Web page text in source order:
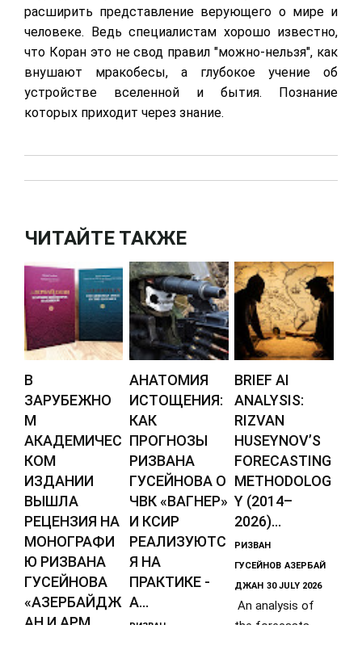
расширить представление верующего о мире и
человеке. Ведь специалистам хорошо известно,
что Коран это не свод правил "можно-нельзя", как
внушают мракобесы, а глубокое учение об
устройстве вселенной и бытия. Познание
которых приходит через знание.
ЧИТАЙТЕ ТАКЖЕ
В
ЗАРУБЕЖНО
М
АКАДЕМИЧЕС
КОМ
ИЗДАНИИ
ВЫШЛА
РЕЦЕНЗИЯ НА
МОНОГРАФИ
Ю РИЗВАНА
ГУСЕЙНОВА
«АЗЕРБАЙДЖ
АН И АРМ...
АНАТОМИЯ
ИСТОЩЕНИЯ:
КАК
ПРОГНОЗЫ
РИЗВАНА
ГУСЕЙНОВА О
ЧВК «ВАГНЕР»
И КСИР
РЕАЛИЗУЮТС
Я НА
ПРАКТИКЕ -
А...
РИЗВАН
BRIEF AI
ANALYSIS:
RIZVAN
HUSEYNOV’S
FORECASTING
METHODOLOG
Y (2014–
2026)...
РИЗВАН
ГУСЕЙНОВ АЗЕРБАЙ
ДЖАН 30 JULY 2026
An analysis of
the forecasts